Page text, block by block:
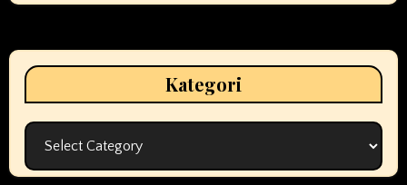
Kategori
Kategori